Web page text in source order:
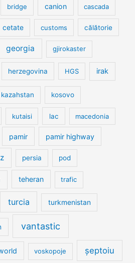
bridge canion cascada
cetate customs călătorie
georgia gjirokaster
herzegovina HGS irak
kazahstan kosovo
kutaisi lac macedonia
pamir pamir highway
persia pod
teheran trafic
turcia turkmenistan
vantastic
voskopoje șeptoiu